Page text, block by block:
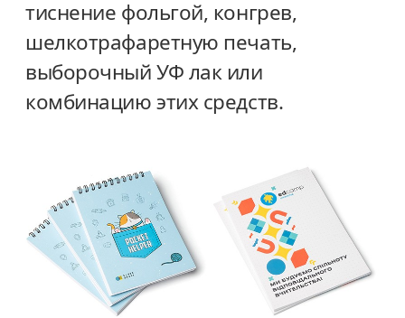
тиснение фольгой, конгрев,
шелкотрафаретную печать,
выборочный УФ лак или
комбинацию этих средств.